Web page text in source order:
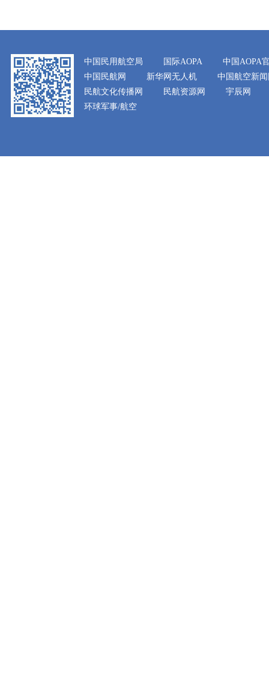
中国民用航空局 国际AOPA
中国AOPA
中国民航网
新华网无人机
中国航空新
民航文化传播网
民航资源网
宇辰网
环球军事/航空